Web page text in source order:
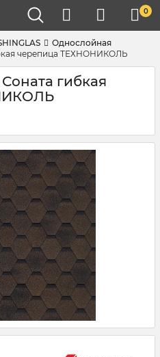
0
Однослойная
черепица ТЕХНОНИКОЛЬ
гибкая